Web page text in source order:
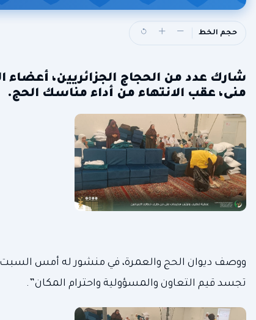
حجم الخط
شارك عدد من الحجاج الجزائريين، أعضاء
منى، عقب الانتهاء من أداء مناسك الحج.
ووصف ديوان الحج والعمرة، في منشور له أمس
تجسد قيم التعاون والمسؤولية واحترام المكان”.